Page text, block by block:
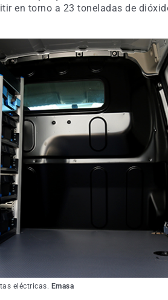
en torno a 23 toneladas de
eléctricas. Emasa